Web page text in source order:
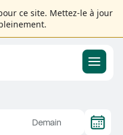
ce site. Mettez-le à jour
Demain